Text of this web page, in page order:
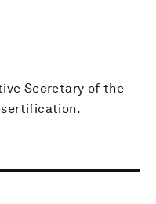
Secretary of the